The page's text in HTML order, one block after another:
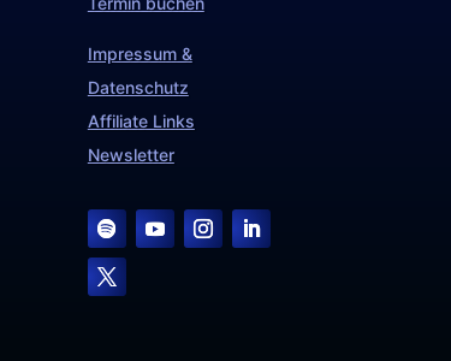
Impressum &
Datenschutz
Affiliate Links
Newsletter